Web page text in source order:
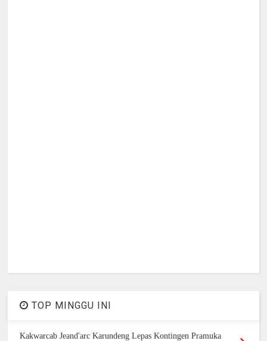
TOP MINGGU INI
Kakwarcab Jeand'arc Karundeng Lepas Kontingen Pramuka